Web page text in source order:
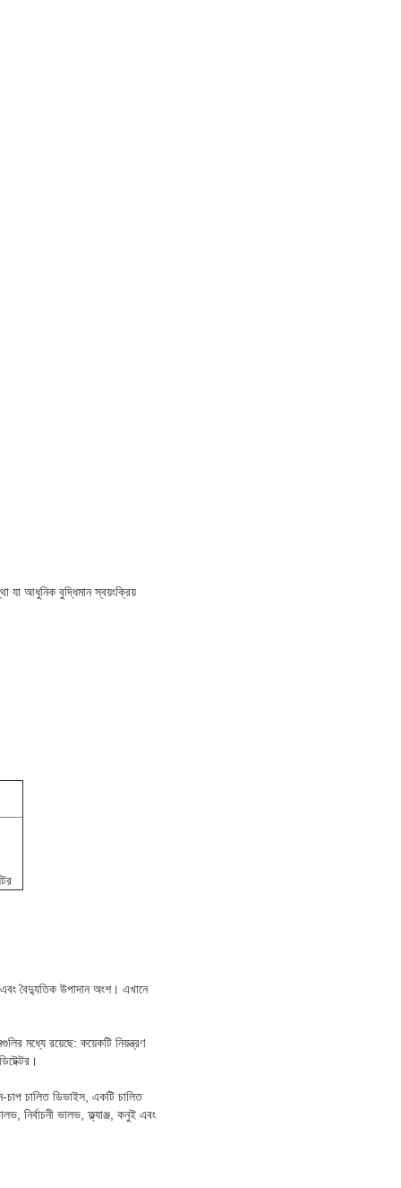
যা আধুনিক বুদ্ধিমান স্বয়ংক্রিয়
বৈদ্যুতিক উপাদান অংশ। এখানে
মধ্যে রয়েছে: কয়েকটি নিয়ন্ত্রণ
চাপ চালিত ডিভাইস, একটি চালিত
নির্বাচনী ভালভ, ফ্ল্যাঞ্জ, কনুই এবং